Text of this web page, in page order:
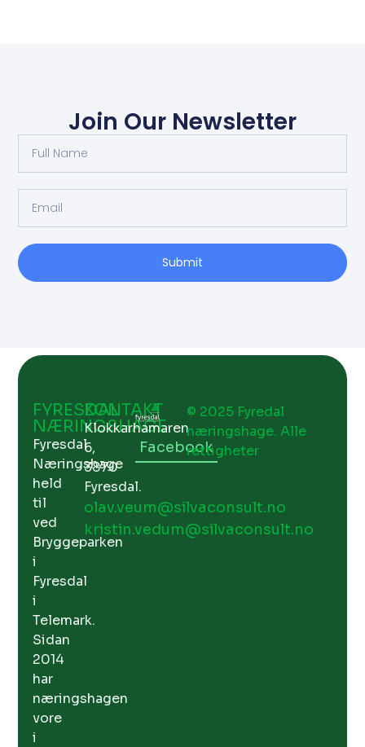
Join Our Newsletter
Submit
FYRESDAL
NÆRINGSHAGE
Fyresdal
Næringshage
held
til
ved
Bryggeparken
i
Fyresdal
i
Telemark.
Sidan
2014
har
næringshagen
vore
i
KONTAKT
Klokkarhamaren
6,
3870
Fyresdal.
olav.veum@silvaconsult.no
kristin.vedum@silvaconsult.no
Facebook
© 2025 Fyredal
næringshage. Alle
rettigheter